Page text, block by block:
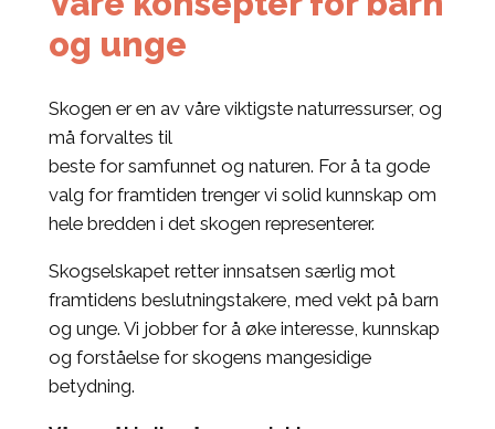
og unge
Skogen er en av våre viktigste naturressurser, og
må forvaltes til
beste for samfunnet og naturen. For å ta gode
valg for framtiden trenger vi solid kunnskap om
hele bredden i det skogen representerer.
Skogselskapet retter innsatsen særlig mot
framtidens beslutningstakere, med vekt på barn
og unge. Vi jobber for å øke interesse, kunnskap
og forståelse for skogens mangesidige
betydning.